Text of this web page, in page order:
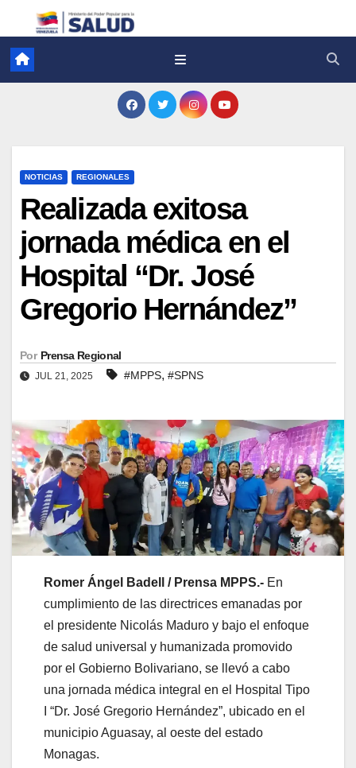
NOTICIAS REGIONALES
Realizada exitosa
jornada médica en el
Hospital “Dr. José
Gregorio Hernández”
Por Prensa Regional
JUL 21, 2025 #MPPS, #SPNS
Romer Ángel Badell / Prensa MPPS.- En
cumplimiento de las directrices emanadas por
el presidente Nicolás Maduro y bajo el enfoque
de salud universal y humanizada promovido
por el Gobierno Bolivariano, se llevó a cabo
una jornada médica integral en el Hospital Tipo
I “Dr. José Gregorio Hernández”, ubicado en el
municipio Aguasay, al oeste del estado
Monagas.